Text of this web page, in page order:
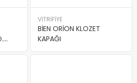
VİTRİFİYE
BİEN ORİON KLOZET
KAPAĞI